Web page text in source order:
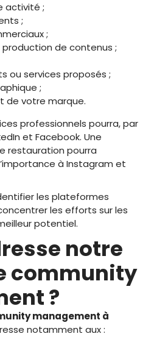
activité ;
;
;
de contenus ;
ou services proposés ;
;
de votre marque.
professionnels pourra, par
et Facebook. Une
restauration pourra
à Instagram et
les plateformes
les efforts sur les
potentiel.
notre
community
?
management à
notamment aux :